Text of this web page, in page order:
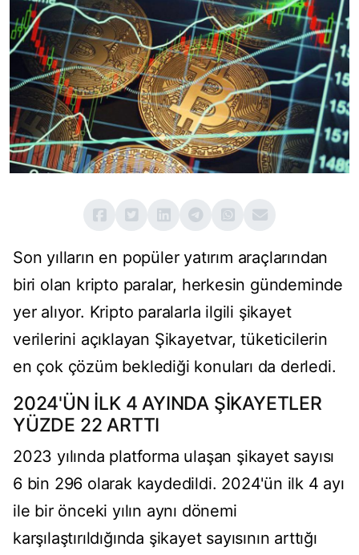
Son yılların en popüler yatırım araçlarından
biri olan kripto paralar, herkesin gündeminde
yer alıyor. Kripto paralarla ilgili şikayet
verilerini açıklayan Şikayetvar, tüketicilerin
en çok çözüm beklediği konuları da derledi.
2024'ÜN İLK 4 AYINDA ŞİKAYETLER
YÜZDE 22 ARTTI
2023 yılında platforma ulaşan şikayet sayısı
6 bin 296 olarak kaydedildi. 2024'ün ilk 4 ayı
ile bir önceki yılın aynı dönemi
karşılaştırıldığında şikayet sayısının arttığı